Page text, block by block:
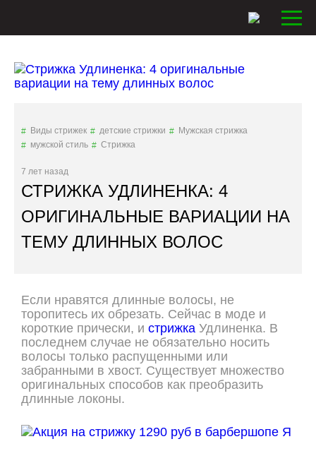
Виды стрижек детские стрижки
Мужская стрижка
мужской стиль
Стрижка
7 лет назад
СТРИЖКА УДЛИНЕНКА: 4
ОРИГИНАЛЬНЫЕ ВАРИАЦИИ НА
ТЕМУ ДЛИННЫХ ВОЛОС
Если нравятся длинные волосы, не
торопитесь их обрезать. Сейчас в моде и
короткие прически, и стрижка Удлиненка. В
последнем случае не обязательно носить
волосы только распущенными или
забранными в хвост. Существует множество
оригинальных способов как преобразить
длинные локоны.